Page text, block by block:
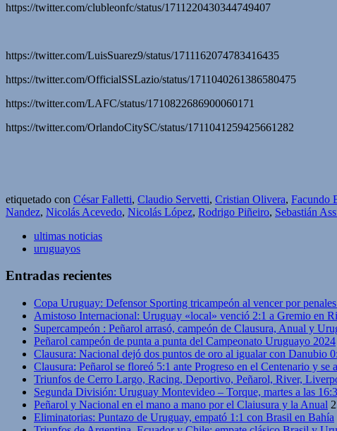
https://twitter.com/clubleonfc/status/1711220430344749407
https://twitter.com/LuisSuarez9/status/1711162074783416435
https://twitter.com/OfficialSSLazio/status/1711040261386580475
https://twitter.com/LAFC/status/1710822686900060171
https://twitter.com/OrlandoCitySC/status/1711041259425661282
etiquetado con César Falletti, Claudio Servetti, Cristian Olivera, Facundo
Nandez, Nicolás Acevedo, Nicolás López, Rodrigo Piñeiro, Sebastián
ultimas noticias
uruguayos
Entradas recientes
Copa Uruguay: Defensor Sporting tricampeón al vencer por
Amistoso Internacional: Uruguay «local» venció 2:1 a Gremio en
Supercampeón : Peñarol arrasó, campeón de Clausura, Anual y
Peñarol campeón de punta a punta del Campeonato Uruguayo 2024
Clausura: Nacional dejó dos puntos de oro al igualar con Danubio
Clausura: Peñarol se floreó 5:1 ante Progreso en el Centenario y se
Triunfos de Cerro Largo, Racing, Deportivo, Peñarol, River,
Segunda División: Uruguay Montevideo – Torque, martes a las
Peñarol y Nacional en el mano a mano por el Claiusura y la Anual
Eliminatorias: Puntazo de Uruguay, empató 1:1 con Brasil en Bahía